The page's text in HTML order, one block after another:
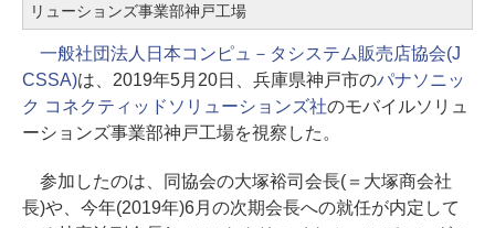
リューションズ事業部神戸工場
一般社団法人日本コンピュ－タシステム販売店協会(J
CSSA)は、2019年5月20日、兵庫県神戸市のパナソニッ
ク コネクティッドソリューションズ社のモバイルソリュ
ーションズ事業部神戸工場を視察した。
参加したのは、同協会の大塚裕司会長(＝大塚商会社
長)や、今年(2019年)6月の次期会長への就任が内定して